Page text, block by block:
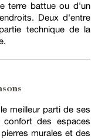
terre battue ou d'un
Deux d'entre
technique de la
meilleur parti de ses
des espaces
murales et des